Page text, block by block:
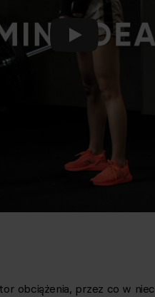
Odtwórz
obciążenia, przez co w